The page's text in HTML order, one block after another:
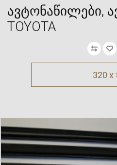
ავტონაწილები,
TOYOTA
320 x